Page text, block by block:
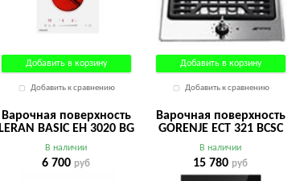
Добавить в корзину
Добавить к сравнению
Добавить в корзину
Добавить к сравнению
Варочная поверхность
LERAN BASIC EH 3020 BG
В наличии
6 700 руб
Варочная поверхность
GORENJE ECT 321 BCSC
В наличии
15 780 руб